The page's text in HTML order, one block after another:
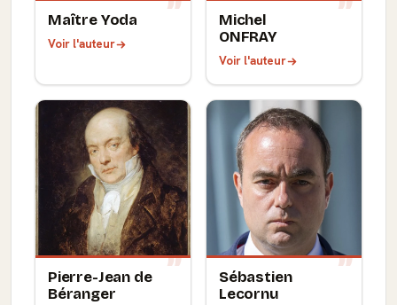
Maître Yoda
Voir l'auteur
Michel
ONFRAY
Voir l'auteur
Pierre-Jean de
Béranger
Sébastien
Lecornu